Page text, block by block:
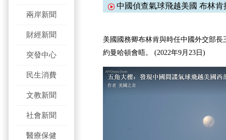
兩岸新聞
財經新聞
突發中心
民生消費
文教新聞
社會新聞
醫療保健
中國偵查氣球飛越美國 布林
美國國務卿布林肯與時任中國外交部
約曼哈頓會晤。 (2022年9月23日)